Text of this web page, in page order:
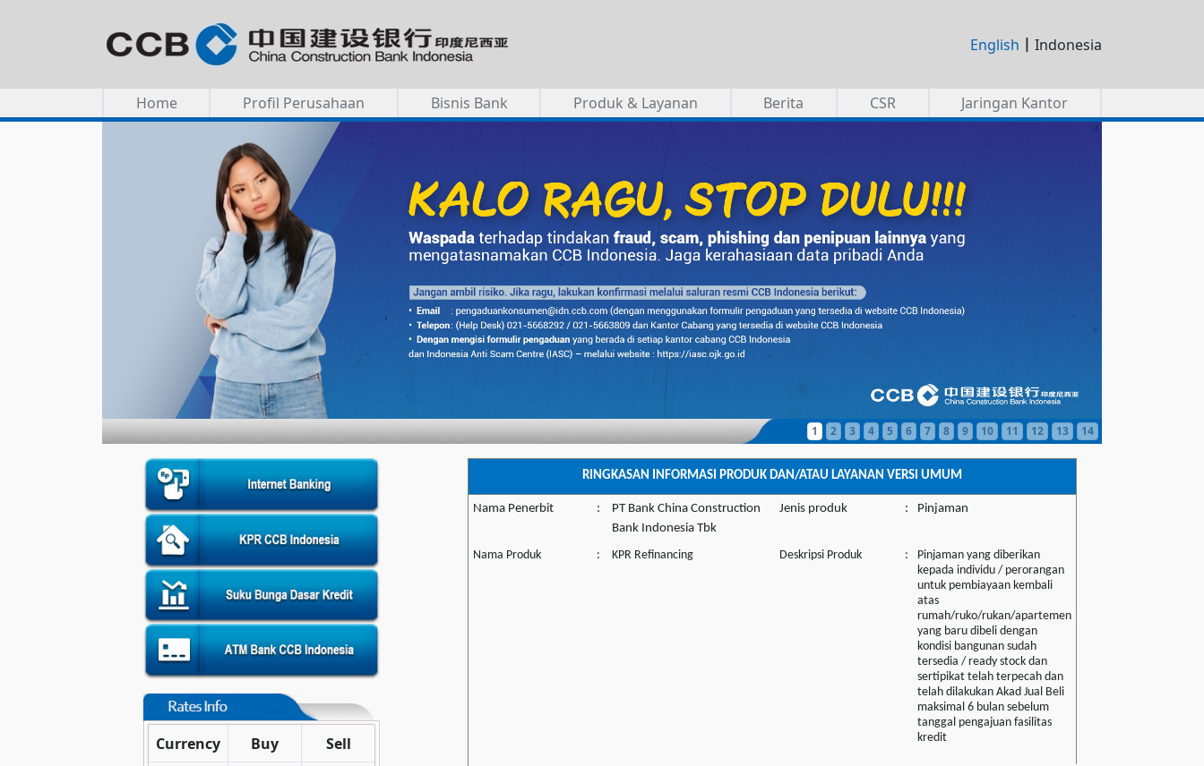
English | Indonesia
Home Profil Perusahaan Bisnis Bank Produk & Layanan Berita CSR Jaringan Kantor
1 2 3 4 5 6 7 8 9 10 11 12 13 14
Currency Buy Sell
RINGKASAN INFORMASI PRODUK DAN/ATAU LAYANAN VERSI UMUM
Nama Penerbit :
PT Bank China Construction
Bank Indonesia Tbk
Jenis produk : Pinjaman
Nama Produk : KPR Refinancing Deskripsi Produk :
Pinjaman yang diberikan
kepada individu / perorangan
untuk pembiayaan kembali
atas
rumah/ruko/rukan/apartemen
yang baru dibeli dengan
kondisi bangunan sudah
tersedia / ready stock dan
sertipikat telah terpecah dan
telah dilakukan Akad Jual Beli
maksimal 6 bulan sebelum
tanggal pengajuan fasilitas
kredit